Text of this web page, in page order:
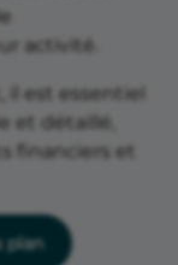
activité.
est essentiel
et détaillé,
financiers et
plan